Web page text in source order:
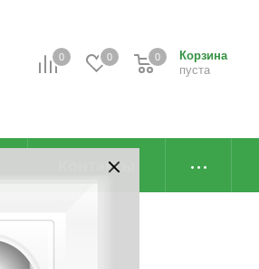
0 0
Корзина
пуста
0
Контакты